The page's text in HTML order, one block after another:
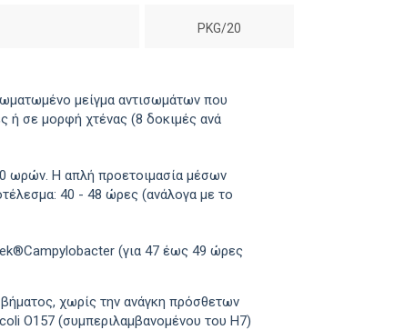
PKG/20
μείγμα αντισωμάτων που
ή σε μορφή χτένας (8 δοκιμές ανά
ωρών. Η απλή προετοιμασία μέσων
40 - 48 ώρες (ανάλογα με το
(για 47 έως 49 ώρες
χωρίς την ανάγκη πρόσθετων
Ο157 (συμπεριλαμβανομένου του H7)